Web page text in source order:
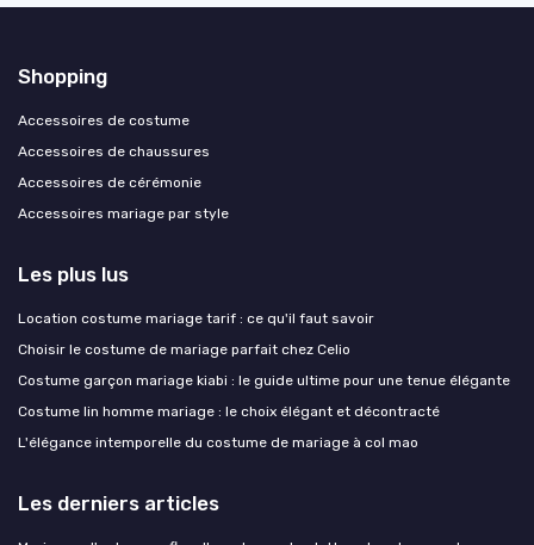
Shopping
Accessoires de costume
Accessoires de chaussures
Accessoires de cérémonie
Accessoires mariage par style
Les plus lus
Location costume mariage tarif : ce qu'il faut savoir
Choisir le costume de mariage parfait chez Celio
Costume garçon mariage kiabi : le guide ultime pour une tenue élégante
Costume lin homme mariage : le choix élégant et décontracté
L'élégance intemporelle du costume de mariage à col mao
Les derniers articles